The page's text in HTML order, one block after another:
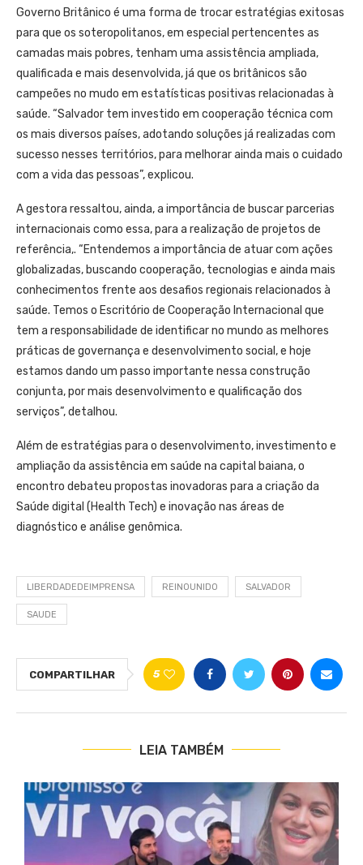
Governo Britânico é uma forma de trocar estratégias exitosas
para que os soteropolitanos, em especial pertencentes as
camadas mais pobres, tenham uma assistência ampliada,
qualificada e mais desenvolvida, já que os britânicos são
campeões no mudo em estatísticas positivas relacionadas à
saúde. “Salvador tem investido em cooperação técnica com
os mais diversos países, adotando soluções já realizadas com
sucesso nesses territórios, para melhorar ainda mais o cuidado
com a vida das pessoas”, explicou.
A gestora ressaltou, ainda, a importância de buscar parcerias
internacionais como essa, para a realização de projetos de
referência,. “Entendemos a importância de atuar com ações
globalizadas, buscando cooperação, tecnologias e ainda mais
conhecimentos frente aos desafios regionais relacionados à
saúde. Temos o Escritório de Cooperação Internacional que
tem a responsabilidade de identificar no mundo as melhores
práticas de governança e desenvolvimento social, e hoje
estamos dando um passo importante nessa construção
conjunta, por mais desenvolvimento e qualificação dos
serviços”, detalhou.
Além de estratégias para o desenvolvimento, investimento e
ampliação da assistência em saúde na capital baiana, o
encontro debateu propostas inovadoras para a criação da
Saúde digital (Health Tech) e inovação nas áreas de
diagnóstico e análise genômica.
LIBERDADEDEIMPRENSA REINOUNIDO SALVADOR
SAUDE
COMPARTILHAR 5
LEIA TAMBÉM